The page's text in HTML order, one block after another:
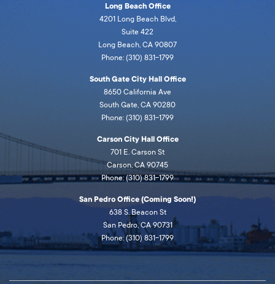
Long Beach Office
4201 Long Beach Blvd,
Suite 422
Long Beach, CA 90807
Phone: (310) 831-1799
South Gate City Hall Office
8650 California Ave
South Gate, CA 90280
Phone: (310) 831-1799
Carson City Hall Office
701 E. Carson St
Carson, CA 90745
Phone: (310) 831-1799
San Pedro Office (Coming Soon!)
638 S. Beacon St
San Pedro, CA 90731
Phone: (310) 831-1799